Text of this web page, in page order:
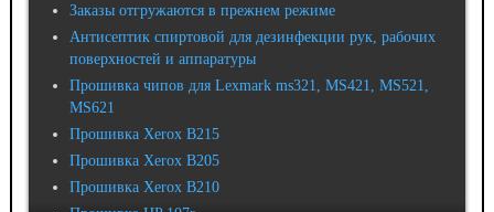
Заказы отгружаются в прежнем режиме
Антисептик спиртовой для дезинфекции рук, рабочих
поверхностей и аппаратуры
Прошивка чипов для Lexmark ms321, MS421, MS521,
MS621
Прошивка Xerox B215
Прошивка Xerox B205
Прошивка Xerox B210